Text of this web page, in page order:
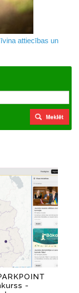
attiecības un